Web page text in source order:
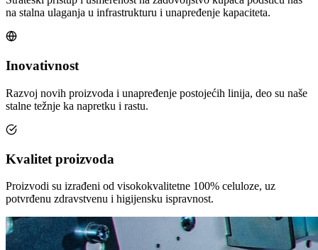
na stalna ulaganja u infrastrukturu i unapređenje kapaciteta.
Inovativnost
Razvoj novih proizvoda i unapređenje postojećih linija, deo su naše
stalne težnje ka napretku i rastu.
Kvalitet proizvoda
Proizvodi su izrađeni od visokokvalitetne 100% celuloze, uz
potvrđenu zdravstvenu i higijensku ispravnost.